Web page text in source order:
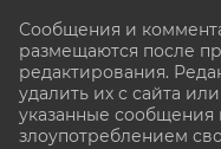
Сообщения и
размещаются после
редактирования.
удалить их с сайта
указанные
злоупотреблением